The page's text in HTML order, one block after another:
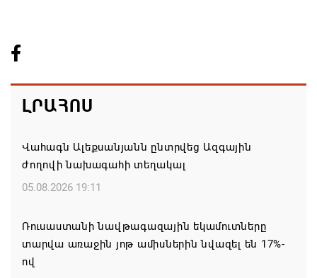
ԼՐԱՀՈՍ
Վահագն Ալեքսանյանն ընտրվեց Ազգային
ժողովի նախագահի տեղակալ
05.08.2026 19:11
Ռուսաստանի նավթագազային եկամուտները
տարվա առաջին յոթ ամիսներին նվազել են 17%-
ով